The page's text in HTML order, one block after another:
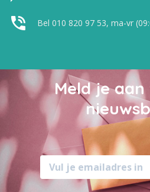
Bel 010 820 97 53, ma-vr
Meld je